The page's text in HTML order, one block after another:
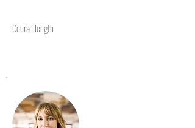
Course length